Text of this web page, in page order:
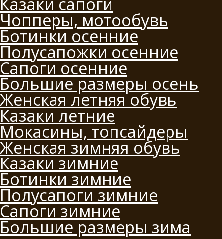
Чопперы, мотообувь
Ботинки осенние
Полусапожки осенние
Сапоги осенние
Большие размеры осень
Женская летняя обувь
Казаки летние
Мокасины, топсайдеры
Женская зимняя обувь
Казаки зимние
Ботинки зимние
Полусапоги зимние
Сапоги зимние
Большие размеры зима